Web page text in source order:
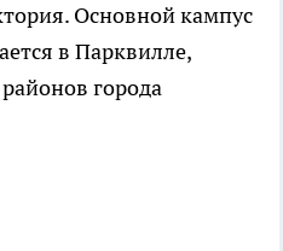
Основной кампус
в Парквилле,
города